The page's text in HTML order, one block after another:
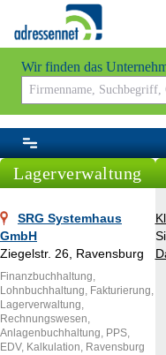
Wir finden das
Lagerverwaltung
SRG Systemhaus
GmbH
Ziegelstr. 26, Ravensburg
Finanzbuchhaltung,
Lohnbuchhaltung, Fakturierung,
Lagerverwaltung,
Rechnungswesen,
Anlagenbuchhaltung, PPS,
EDV, Kalkulation, Ravensburg